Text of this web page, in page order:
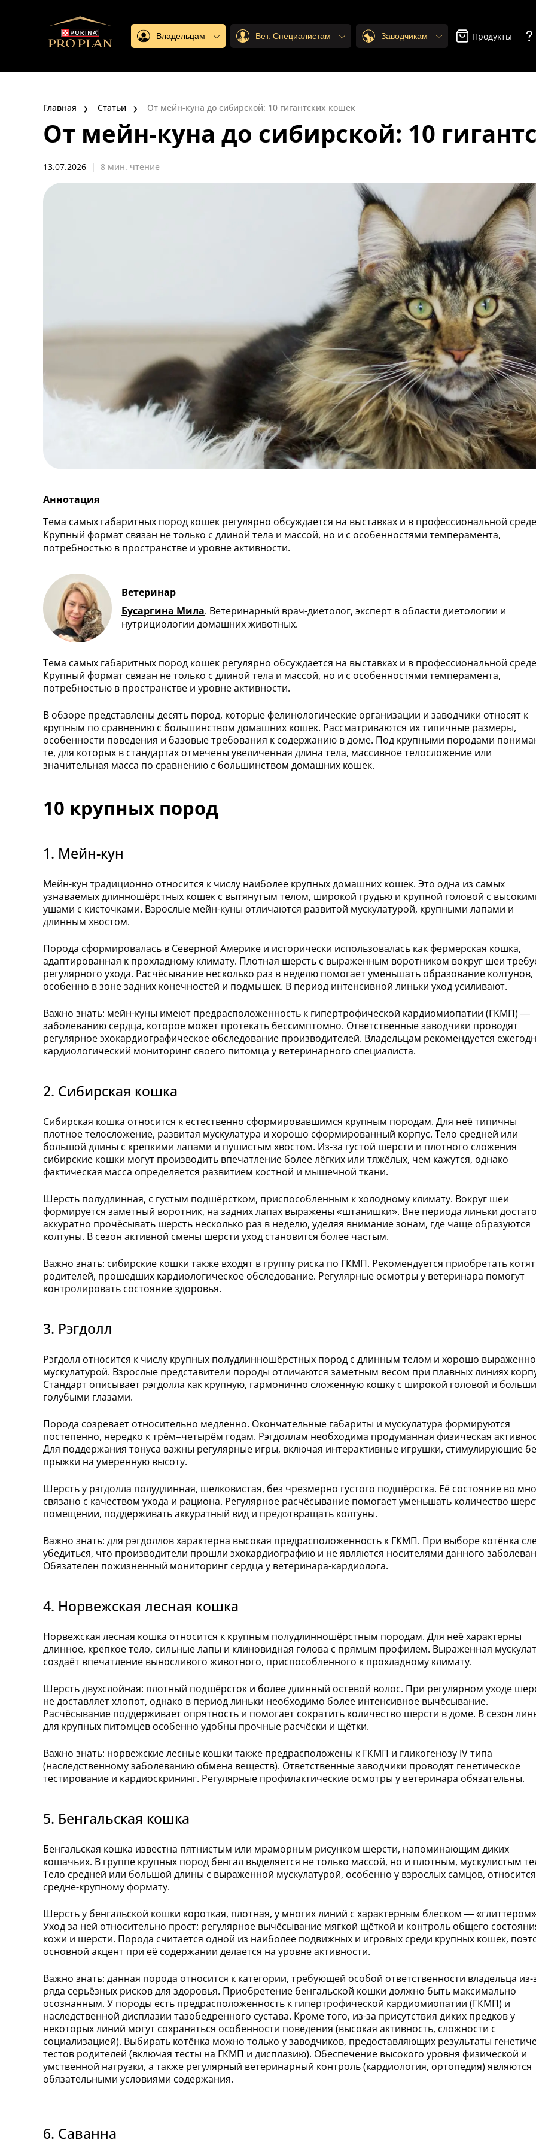
Владельцам Вет. Специалистам Заводчикам Продукты
Главная Статьи От мейн-куна до сибирской: 10 гигантских кошек
От мейн-куна до сибирской: 10
13.07.2026 | 8 мин. чтение
Аннотация
Тема самых габаритных пород кошек регулярно обсуждается на выставках и в профессиональной
Крупный формат связан не только с длиной тела и массой, но и с особенностями темперамента,
потребностью в пространстве и уровне активности.
Ветеринар
Бусаргина Мила. Ветеринарный врач-диетолог, эксперт в области диетологии и
нутрициологии домашних животных.
Тема самых габаритных пород кошек регулярно обсуждается на выставках и в профессиональной
Крупный формат связан не только с длиной тела и массой, но и с особенностями темперамента,
потребностью в пространстве и уровне активности.
В обзоре представлены десять пород, которые фелинологические организации и заводчики относят к
крупным по сравнению с большинством домашних кошек. Рассматриваются их типичные размеры,
особенности поведения и базовые требования к содержанию в доме. Под крупными породами
те, для которых в стандартах отмечены увеличенная длина тела, массивное телосложение или
значительная масса по сравнению с большинством домашних кошек.
10 крупных пород
1. Мейн-кун
Мейн-кун традиционно относится к числу наиболее крупных домашних кошек. Это одна из самых
узнаваемых длинношёрстных кошек с вытянутым телом, широкой грудью и крупной головой с
ушами с кисточками. Взрослые мейн-куны отличаются развитой мускулатурой, крупными лапами и
длинным хвостом.
Порода сформировалась в Северной Америке и исторически использовалась как фермерская кошка,
адаптированная к прохладному климату. Плотная шерсть с выраженным воротником вокруг шеи
регулярного ухода. Расчёсывание несколько раз в неделю помогает уменьшать образование колтунов,
особенно в зоне задних конечностей и подмышек. В период интенсивной линьки уход усиливают.
Важно знать: мейн-куны имеют предрасположенность к гипертрофической кардиомиопатии (ГКМП) —
заболеванию сердца, которое может протекать бессимптомно. Ответственные заводчики проводят
регулярное эхокардиографическое обследование производителей. Владельцам рекомендуется
кардиологический мониторинг своего питомца у ветеринарного специалиста.
2. Сибирская кошка
Сибирская кошка относится к естественно сформировавшимся крупным породам. Для неё типичны
плотное телосложение, развитая мускулатура и хорошо сформированный корпус. Тело средней или
большой длины с крепкими лапами и пушистым хвостом. Из‑за густой шерсти и плотного сложения
сибирские кошки могут производить впечатление более лёгких или тяжёлых, чем кажутся, однако
фактическая масса определяется развитием костной и мышечной ткани.
Шерсть полудлинная, с густым подшёрстком, приспособленным к холодному климату. Вокруг шеи
формируется заметный воротник, на задних лапах выражены «штанишки». Вне периода линьки
аккуратно прочёсывать шерсть несколько раз в неделю, уделяя внимание зонам, где чаще образуются
колтуны. В сезон активной смены шерсти уход становится более частым.
Важно знать: сибирские кошки также входят в группу риска по ГКМП. Рекомендуется приобретать
родителей, прошедших кардиологическое обследование. Регулярные осмотры у ветеринара помогут
контролировать состояние здоровья.
3. Рэгдолл
Рэгдолл относится к числу крупных полудлинношёрстных пород с длинным телом и хорошо
мускулатурой. Взрослые представители породы отличаются заметным весом при плавных линиях
Стандарт описывает рэгдолла как крупную, гармонично сложенную кошку с широкой головой и
голубыми глазами.
Порода созревает относительно медленно. Окончательные габариты и мускулатура формируются
постепенно, нередко к трём–четырём годам. Рэгдоллам необходима продуманная физическая
Для поддержания тонуса важны регулярные игры, включая интерактивные игрушки, стимулирующие
прыжки на умеренную высоту.
Шерсть у рэгдолла полудлинная, шелковистая, без чрезмерно густого подшёрстка. Её состояние во
связано с качеством ухода и рациона. Регулярное расчёсывание помогает уменьшать количество
помещении, поддерживать аккуратный вид и предотвращать колтуны.
Важно знать: для рэгдоллов характерна высокая предрасположенность к ГКМП. При выборе котёнка
убедиться, что производители прошли эхокардиографию и не являются носителями данного
Обязателен пожизненный мониторинг сердца у ветеринара-кардиолога.
4. Норвежская лесная кошка
Норвежская лесная кошка относится к крупным полудлинношёрстным породам. Для неё характерны
длинное, крепкое тело, сильные лапы и клиновидная голова с прямым профилем. Выраженная
создаёт впечатление выносливого животного, приспособленного к прохладному климату.
Шерсть двухслойная: плотный подшёрсток и более длинный остевой волос. При регулярном уходе
не доставляет хлопот, однако в период линьки необходимо более интенсивное вычёсывание.
Расчёсывание поддерживает опрятность и помогает сократить количество шерсти в доме. В сезон
для крупных питомцев особенно удобны прочные расчёски и щётки.
Важно знать: норвежские лесные кошки также предрасположены к ГКМП и гликогенозу IV типа
(наследственному заболеванию обмена веществ). Ответственные заводчики проводят генетическое
тестирование и кардиоскрининг. Регулярные профилактические осмотры у ветеринара обязательны.
5. Бенгальская кошка
Бенгальская кошка известна пятнистым или мраморным рисунком шерсти, напоминающим диких
кошачьих. В группе крупных пород бенгал выделяется не только массой, но и плотным, мускулистым
Тело средней или большой длины с выраженной мускулатурой, особенно у взрослых самцов,
средне-крупному формату.
Шерсть у бенгальской кошки короткая, плотная, у многих линий с характерным блеском —
Уход за ней относительно прост: регулярное вычёсывание мягкой щёткой и контроль общего
кожи и шерсти. Порода считается одной из наиболее подвижных и игровых среди крупных кошек,
основной акцент при её содержании делается на уровне активности.
Важно знать: данная порода относится к категории, требующей особой ответственности владельца из-
ряда серьёзных рисков для здоровья. Приобретение бенгальской кошки должно быть максимально
осознанным. У породы есть предрасположенность к гипертрофической кардиомиопатии (ГКМП) и
наследственной дисплазии тазобедренного сустава. Кроме того, из-за присутствия диких предков у
некоторых линий могут сохраняться особенности поведения (высокая активность, сложности с
социализацией). Выбирать котёнка можно только у заводчиков, предоставляющих результаты
тестов родителей (включая тесты на ГКМП и дисплазию). Обеспечение высокого уровня физической и
умственной нагрузки, а также регулярный ветеринарный контроль (кардиология, ортопедия) являются
обязательными условиями содержания.
6. Саванна